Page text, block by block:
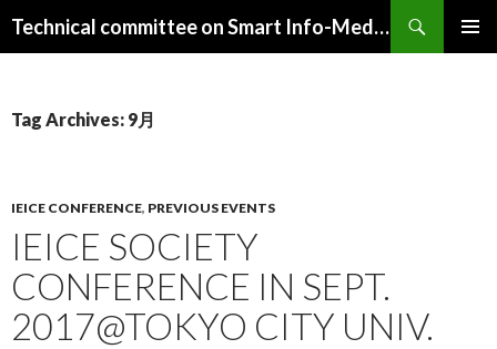
Technical committee on Smart Info-Media Systems (SIS), IEICE
Tag Archives: 9月
IEICE CONFERENCE, PREVIOUS EVENTS
IEICE SOCIETY
CONFERENCE IN SEPT.
2017@TOKYO CITY UNIV.